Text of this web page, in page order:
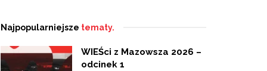
Najpopularniejsze tematy.
WIEŚci z Mazowsza 2026 –
odcinek 1